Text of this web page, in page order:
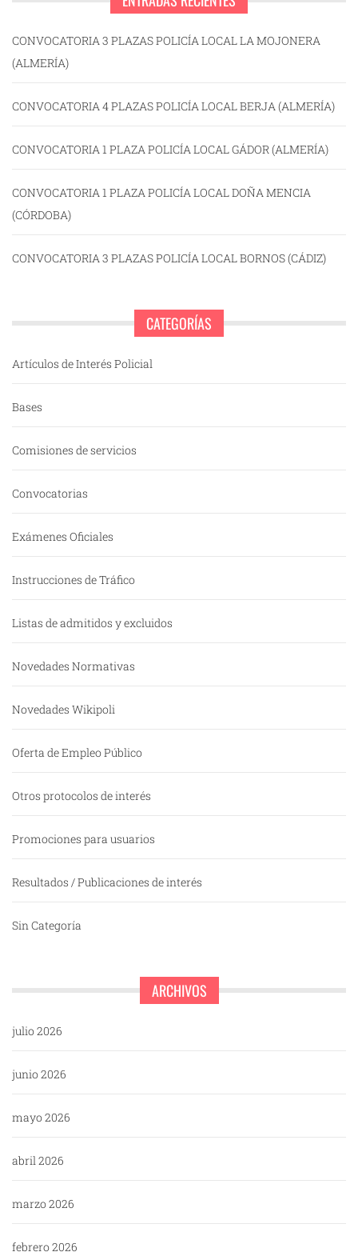
CONVOCATORIA 3 PLAZAS POLICÍA LOCAL LA MOJONERA
(ALMERÍA)
CONVOCATORIA 4 PLAZAS POLICÍA LOCAL BERJA (ALMERÍA)
CONVOCATORIA 1 PLAZA POLICÍA LOCAL GÁDOR (ALMERÍA)
CONVOCATORIA 1 PLAZA POLICÍA LOCAL DOÑA MENCIA
(CÓRDOBA)
CONVOCATORIA 3 PLAZAS POLICÍA LOCAL BORNOS (CÁDIZ)
CATEGORÍAS
Artículos de Interés Policial
Bases
Comisiones de servicios
Convocatorias
Exámenes Oficiales
Instrucciones de Tráfico
Listas de admitidos y excluidos
Novedades Normativas
Novedades Wikipoli
Oferta de Empleo Público
Otros protocolos de interés
Promociones para usuarios
Resultados / Publicaciones de interés
Sin Categoría
ARCHIVOS
julio 2026
junio 2026
mayo 2026
abril 2026
marzo 2026
febrero 2026